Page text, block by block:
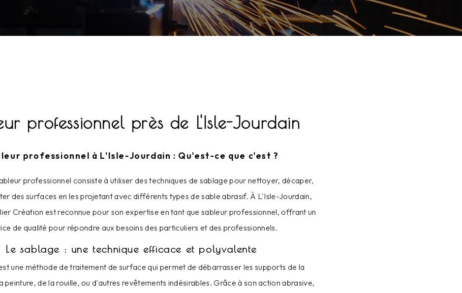
professionnel près de L'Isle-Jourdain
professionnel à L'Isle-Jourdain : Qu'est-ce que c'est ?
professionnel consiste à utiliser des techniques de sablage pour nettoyer, décaper,
des surfaces en les projetant avec différents types de sable abrasif. À L'Isle-Jourdain,
Création est reconnue pour son expertise en tant que sableur professionnel, offrant un
de qualité pour répondre aux besoins des particuliers et des professionnels.
Le sablage : une technique efficace et polyvalente
une méthode de traitement de surface qui permet de débarrasser les supports de la
peinture, de la rouille, ou d'autres revêtements indésirables. Grâce à son action abrasive,